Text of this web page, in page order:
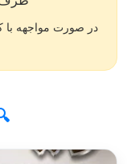
در صورت مواجهه با